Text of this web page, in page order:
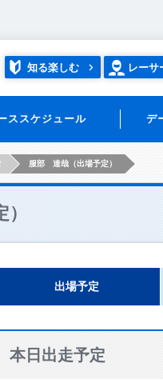
知る楽しむ レーサ
ススケジュール デ
服部 達哉（出場予定）
）
出場予定
本日出走予定